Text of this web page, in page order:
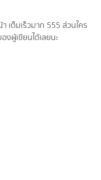
เต็มเร็วมาก 555 ส่วนใคร
ผู้เขียนได้เลยนะ